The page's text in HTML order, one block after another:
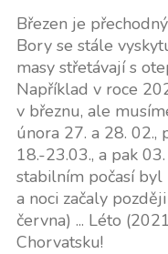
Březen je
Bory se stále
masy střetávají s
Například v roce
v březnu, ale
února 27. a 28. 02.,
18.-23.03., a pak
stabilním počasí
a noci začaly
června) ... Léto
Chorvatsku!